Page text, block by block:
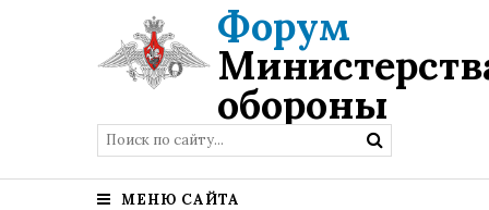
Форум
обороны
МЕНЮ САЙТА